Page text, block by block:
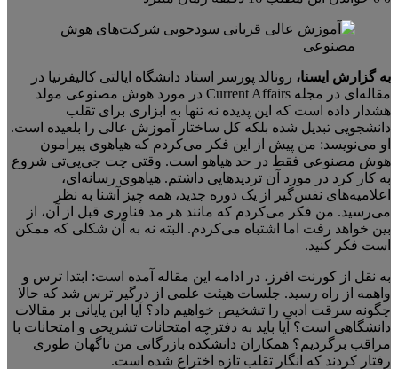
به گزارش ایسنا، رونالد پورسر استاد دانشگاه ایالتی کالیفرنیا در
مقاله‌ای در مجله Current Affairs در مورد هوش مصنوعی مولد
هشدار داده است که این پدیده نه تنها به ابزاری برای تقلب
دانشجویی تبدیل شده بلکه کل ساختار آموزش عالی را بلعیده است.
او می‌نویسد: من پیش از این فکر می‌کردم که هیاهوی پیرامون
هوش مصنوعی فقط در حد هیاهو است. وقتی چت جی‌پی‌تی شروع
به کار کرد در مورد آن تردیدهایی داشتم. هیاهوی رسانه‌ای،
اعلامیه‌های نفس‌گیر از یک دوره جدید، همه چیز آشنا به نظر
می‌رسید. من فکر می‌کردم که مانند هر مد فناوری قبل از آن، از
بین خواهد رفت اما اشتباه می‌کردم. البته نه به آن شکلی که ممکن
است فکر کنید.
به نقل از کورنت افرز، در ادامه این مقاله آمده است: ابتدا ترس و
واهمه از راه رسید. جلسات هیئت علمی از درگیر ترس شد که حالا
چگونه سرقت ادبی را تشخیص خواهیم داد؟ آیا این پایانی بر مقالات
دانشگاهی است؟ آیا باید به دفترچه امتحانات تشریحی و امتحانات با
مراقب برگردیم؟ همکاران دانشکده بازرگانی من ناگهان طوری
رفتار کردند که انگار تقلب تازه اختراع شده است.